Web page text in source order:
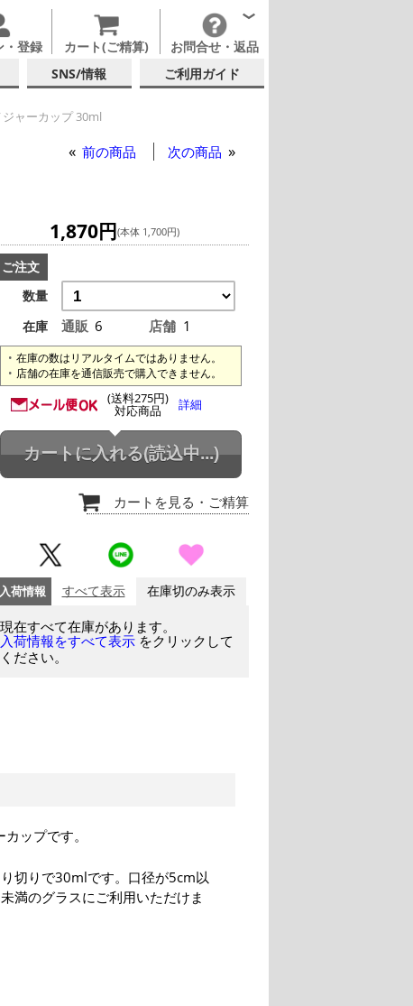
・登録 カート(ご精算) お問合せ・返品
SNS/情報 ご利用ガイド
ャーカップ 30ml
前の商品 次の商品
1,870円(本体 1,700円)
ご注文
数量
在庫
通販 6 店舗 1
在庫の数はリアルタイムではありません。
店舗の在庫を通信販売で購入できません。
(送料275円)
対応商品 詳細
カートに入れる(読込中...)
カートを見る ・ご精算
入荷情報 すべて表示 在庫切のみ表示
現在すべて在庫があります。
入荷情報をすべて表示 をクリックして
ください。
ップです。
切りで30mlです。口径が5cm以
満のグラスにご利用いただけま